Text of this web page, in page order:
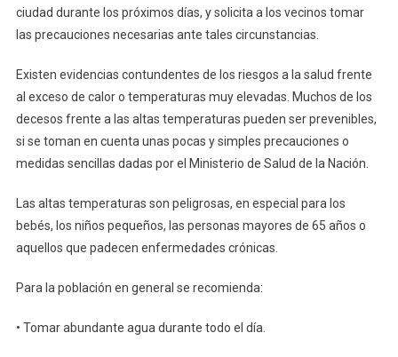
ciudad durante los próximos días, y solicita a los vecinos tomar
las precauciones necesarias ante tales circunstancias.
Existen evidencias contundentes de los riesgos a la salud frente
al exceso de calor o temperaturas muy elevadas. Muchos de los
decesos frente a las altas temperaturas pueden ser prevenibles,
si se toman en cuenta unas pocas y simples precauciones o
medidas sencillas dadas por el Ministerio de Salud de la Nación.
Las altas temperaturas son peligrosas, en especial para los
bebés, los niños pequeños, las personas mayores de 65 años o
aquellos que padecen enfermedades crónicas.
Para la población en general se recomienda:
• Tomar abundante agua durante todo el día.